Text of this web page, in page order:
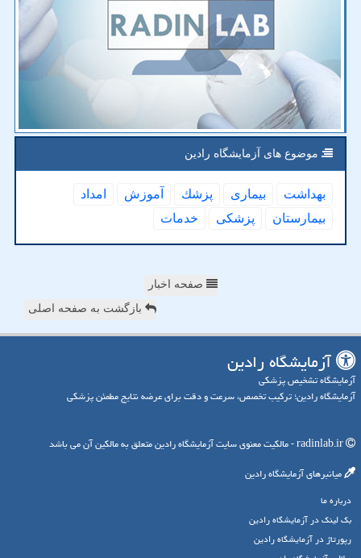
موضوع های آزمایشگاه رادین
بهداشت بیماری پزشك آموزش
امداد
بیمارستان
پزشكی خدمات
صفحه اخبار
بازگشت به صفحه اصلی
آزمایشگاه رادین
آزمایشگاه تشخیص پزشکی
آزمایشگاه رادین؛ ترکیب تخصص، سرعت و دقت برای عرضه نتایج مطمئن پزشکی
میانبرهای آزمایشگاه رادین
درباره ما
بک لینک در آزمایشگاه رادین
رپورتاژ در آزمایشگاه رادین